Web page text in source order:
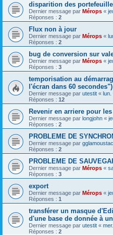
disparition des
Dernier message par Mérops «
Réponses : 2
Flux non à jour
Dernier message par Mérops «
Réponses : 2
bug de conversion sur
Dernier message par Mérops «
Réponses : 3
temporisation au
l'écran dans 60 secondes")
Dernier message par utestit « lun.
Réponses : 12
Revenir en arriere pour
Dernier message par longjohn «
Réponses : 2
PROBLEME DE
Dernier message par
Réponses : 2
PROBLEME DE
Dernier message par Mérops «
Réponses : 3
export
Dernier message par Mérops «
Réponses : 1
transférer un masque
d'une base de donnée à
Dernier message par utestit «
Réponses : 2